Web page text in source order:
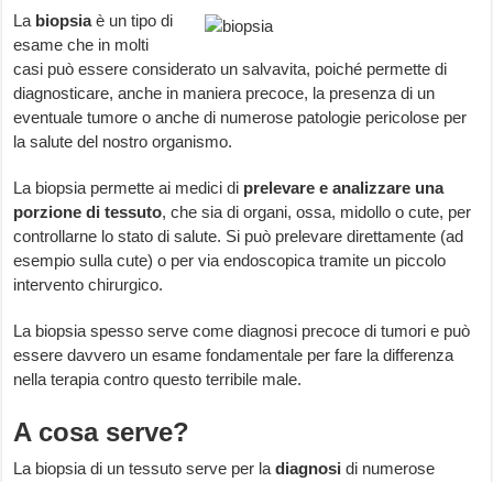
La biopsiaè un tipo di
esame che in molti
casi può essere considerato un salvavita, poiché permette di
diagnosticare, anche in maniera precoce, la presenza di un
eventuale tumore o anche di numerose patologie pericolose per
la salute del nostro organismo.
La biopsia permette ai medici di prelevare e analizzare una
porzione di tessuto, che sia di organi, ossa, midollo o cute, per
controllarne lo stato di salute. Si può prelevare direttamente (ad
esempio sulla cute) o per via endoscopica tramite un piccolo
intervento chirurgico.
La biopsia spesso serve come diagnosi precoce di tumori e può
essere davvero un esame fondamentale per fare la differenza
nella terapia contro questo terribile male.
A cosa serve?
La biopsia di un tessuto serve per ladiagnosi di numerose